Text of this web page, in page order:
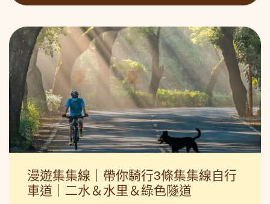
漫遊集集線｜帶你騎行3條集集線自行
車道｜二水＆水里＆綠色隧道